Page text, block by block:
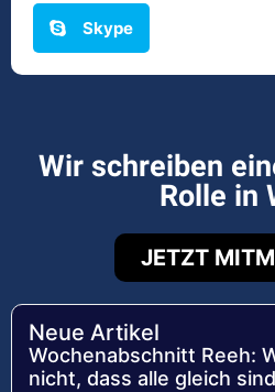
Skype
Wir schreiben
Rolle in
JETZT
Neue Artikel
Wochenabschnitt Reeh:
nicht, dass alle gleich